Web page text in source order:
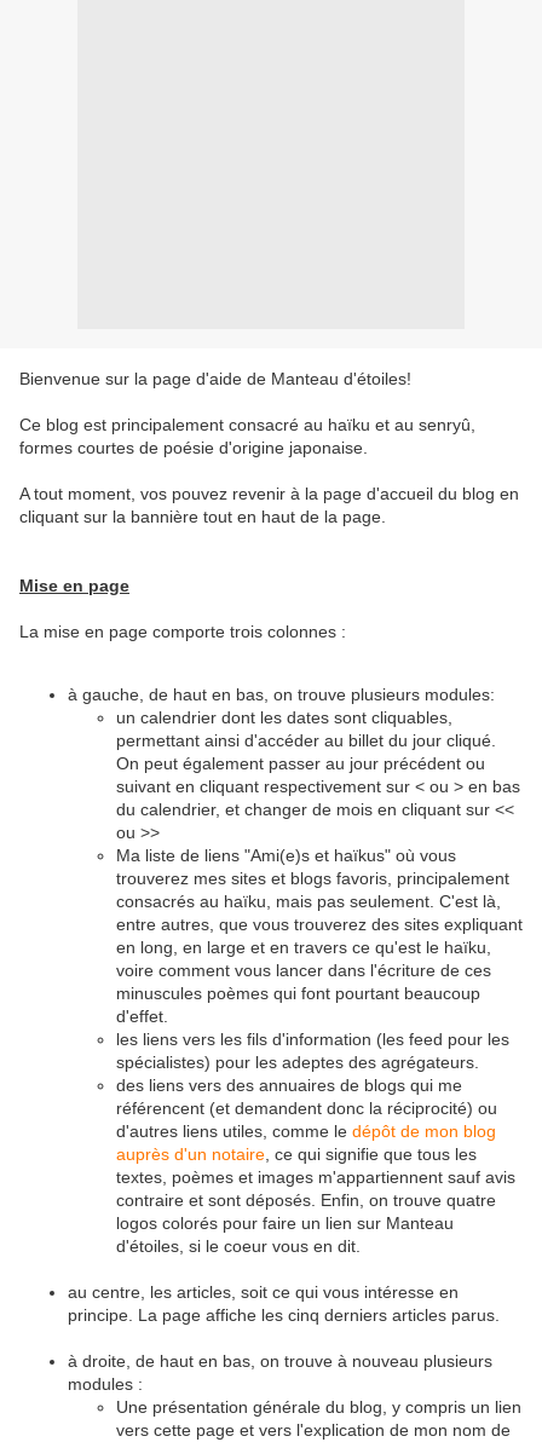
Bienvenue sur la page d'aide de Manteau d'étoiles!
Ce blog est principalement consacré au haïku et au senryû,
formes courtes de poésie d'origine japonaise.
A tout moment, vos pouvez revenir à la page d'accueil du blog en
cliquant sur la bannière tout en haut de la page.
Mise en page
La mise en page comporte trois colonnes :
à gauche, de haut en bas, on trouve plusieurs modules:
un calendrier dont les dates sont cliquables,
permettant ainsi d'accéder au billet du jour cliqué.
On peut également passer au jour précédent ou
suivant en cliquant respectivement sur < ou > en bas
du calendrier, et changer de mois en cliquant sur <<
ou >>
Ma liste de liens "Ami(e)s et haïkus" où vous
trouverez mes sites et blogs favoris, principalement
consacrés au haïku, mais pas seulement. C'est là,
entre autres, que vous trouverez des sites expliquant
en long, en large et en travers ce qu'est le haïku,
voire comment vous lancer dans l'écriture de ces
minuscules poèmes qui font pourtant beaucoup
d'effet.
les liens vers les fils d'information (les feed pour les
spécialistes) pour les adeptes des agrégateurs.
des liens vers des annuaires de blogs qui me
référencent (et demandent donc la réciprocité) ou
d'autres liens utiles, comme le dépôt de mon blog
auprès d'un notaire , ce qui signifie que tous les
textes, poèmes et images m'appartiennent sauf avis
contraire et sont déposés. Enfin, on trouve quatre
logos colorés pour faire un lien sur Manteau
d'étoiles, si le coeur vous en dit.
au centre, les articles, soit ce qui vous intéresse en
principe. La page affiche les cinq derniers articles parus.
à droite, de haut en bas, on trouve à nouveau plusieurs
modules :
Une présentation générale du blog, y compris un lien
vers cette page et vers l'explication de mon nom de